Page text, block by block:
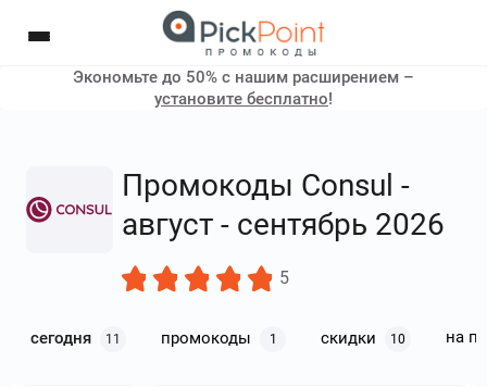
Экономьте до 50% с нашим расширением –
установите бесплатно!
Промокоды Consul -
август - сентябрь 2026
5
сегодня 11 промокоды 1 скидки 10 на